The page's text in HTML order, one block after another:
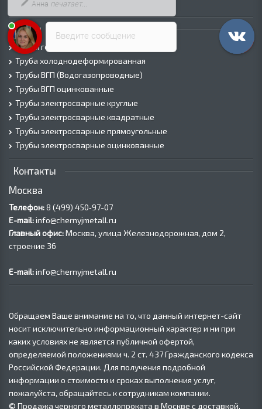
Лист оцинкованный
Трубы
Трубы горячедеформированные
Труба холоднодеформированная
Трубы ВГП (Водогазопроводные)
Трубы ВГП оцинкованные
Трубы электросварные круглые
Трубы электросварные квадратные
Трубы электросварные прямоугольные
Трубы электросварные оцинкованные
Контакты
Москва
Телефон:8 (499) 450‑97-07
E-mail:info@chernyjmetall.ru
Главный офис:Москва, улица Железнодорожная, дом 2,
строение 36
E-mail:info@chernyjmetall.ru
Обращаем Ваше внимание на то, что данный интернет-сайт
носит исключительно информационный характер и ни при
каких условиях не является публичной офертой,
определяемой положениями ч. 2 ст. 437 Гражданского кодекса
Российской Федерации. Для получения подробной
информации о стоимости и сроках выполнения услуг,
пожалуйста, обращайтесь к сотрудникам компании.
© Продажа черного металлопроката в Москве с доставкой,
Введите сообщение